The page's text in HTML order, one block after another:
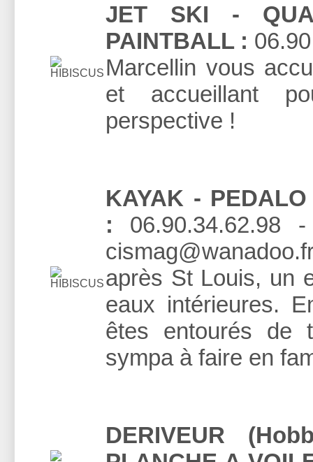
JET SKI -
PAINTBALL :
Marcellin vous
et accueillant
perspective !
KAYAK -
: 06.90.34.62.98
après St Louis, un
eaux intérieures.
êtes entourés de
sympa à faire en
DERIVEUR